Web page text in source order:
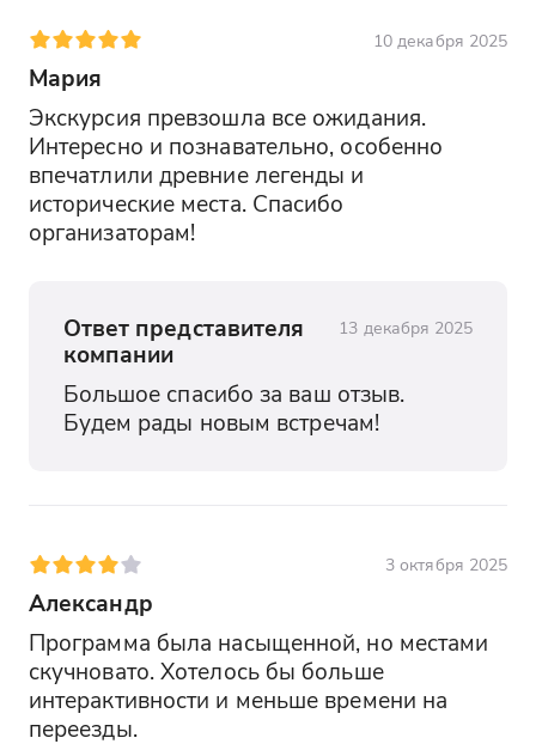
10 декабря 2025
Мария
Экскурсия превзошла все ожидания.
Интересно и познавательно, особенно
впечатлили древние легенды и
исторические места. Спасибо
организаторам!
Ответ представителя
компании
13 декабря 2025
Большое спасибо за ваш отзыв.
Будем рады новым встречам!
3 октября 2025
Александр
Программа была насыщенной, но местами
скучновато. Хотелось бы больше
интерактивности и меньше времени на
переезды.